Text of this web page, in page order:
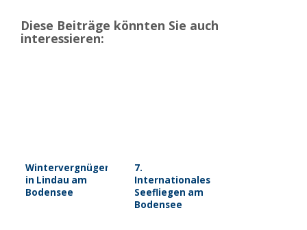
Diese Beiträge könnten Sie auch
interessieren:
Wintervergnügen
in Lindau am
Bodensee
7.
Internationales
Seefliegen am
Bodensee